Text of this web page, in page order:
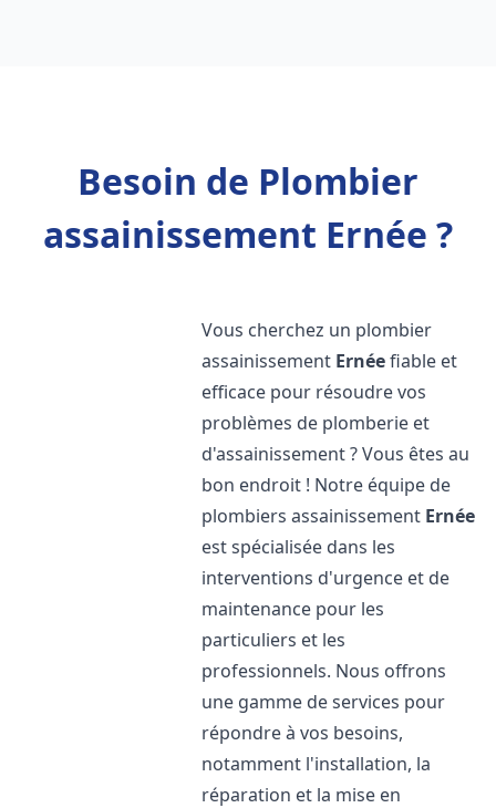
Besoin de Plombier
assainissement Ernée ?
Vous cherchez un plombier
assainissement Ernéefiable et
efficace pour résoudre vos
problèmes de plomberie et
d'assainissement ? Vous êtes au
bon endroit ! Notre équipe de
plombiers assainissement Ernée
est spécialisée dans les
interventions d'urgence et de
maintenance pour les
particuliers et les
professionnels. Nous offrons
une gamme de services pour
répondre à vos besoins,
notamment l'installation, la
réparation et la mise en